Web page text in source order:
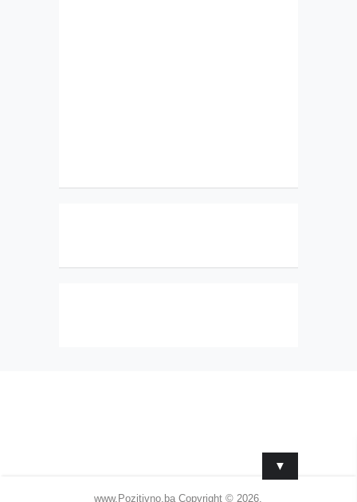
www.Pozitivno.ba Copyright © 2026.
▼